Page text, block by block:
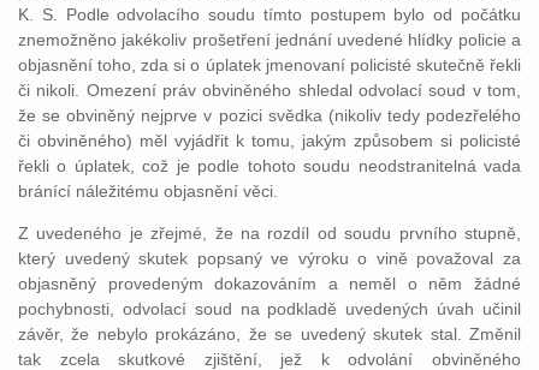
K. S. Podle odvolacího soudu tímto postupem bylo od počátku
znemožněno jakékoliv prošetření jednání uvedené hlídky policie a
objasnění toho, zda si o úplatek jmenovaní policisté skutečně řekli
či nikoli. Omezení práv obviněného shledal odvolací soud v tom,
že se obviněný nejprve v pozici svědka (nikoliv tedy podezřelého
či obviněného) měl vyjádřit k tomu, jakým způsobem si policisté
řekli o úplatek, což je podle tohoto soudu neodstranitelná vada
bránící náležitému objasnění věci.
Z uvedeného je zřejmé, že na rozdíl od soudu prvního stupně,
který uvedený skutek popsaný ve výroku o vině považoval za
objasněný provedeným dokazováním a neměl o něm žádné
pochybnosti, odvolací soud na podkladě uvedených úvah učinil
závěr, že nebylo prokázáno, že se uvedený skutek stal. Změnil
tak zcela skutkové zjištění, jež k odvolání obviněného